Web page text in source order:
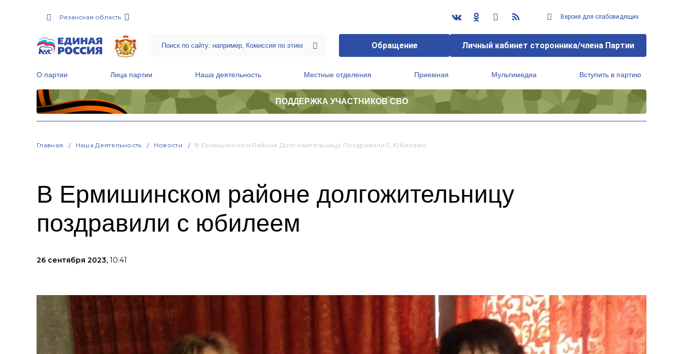
Рязанская область Версия для слабовидящих
Обращение Личный кабинет сторонника/члена Партии
О партии Лица партии Наша деятельность Местные отделения Приемная Мультимедиа Вступить в партию
ПОДДЕРЖКА УЧАСТНИКОВ СВО
Главная Наша Деятельность Новости В Ермишинском Районе Долгожительницу Поздравили С Юбилеем
В Ермишинском районе долгожительницу
поздравили с юбилеем
26 сентября 2023, 10:41